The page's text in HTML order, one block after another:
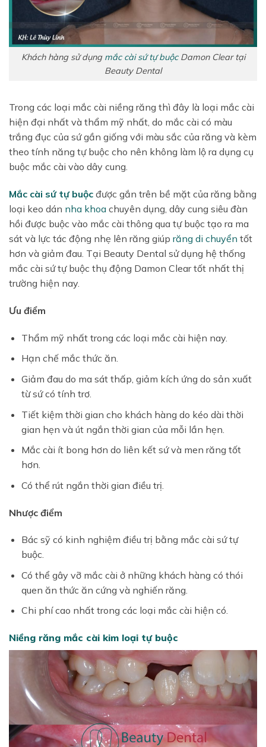
Khách hàng sử dụng mắc cài sứ tự buộcDamon Clear tại
Beauty Dental
Trong các loại mắc cài niềng răng thì đây là loại mắc cài
hiện đại nhất và thẩm mỹ nhất, do mắc cài có màu
trắng đục của sứ gần giống với màu sắc của răng và kèm
theo tính năng tự buộc cho nên không làm lộ ra dụng cụ
buộc mắc cài vào dây cung.
Mắc cài sứ tự buộc được gắn trên bề mặt của răng bằng
loại keo dán nha khoa chuyên dụng, dây cung siêu đàn
hồi được buộc vào mắc cài thông qua tự buộc tạo ra ma
sát và lực tác động nhẹ lên răng giúp răng di chuyển tốt
hơn và giảm đau. Tại Beauty Dental sử dụng hệ thống
mắc cài sứ tự buộc thụ động Damon Clear tốt nhất thị
trường hiện nay.
Ưu điểm
Thẩm mỹ nhất trong các loại mắc cài hiện nay.
Hạn chế mắc thức ăn.
Giảm đau do ma sát thấp, giảm kích ứng do sản xuất
từ sứ có tính trơ.
Tiết kiệm thời gian cho khách hàng do kéo dài thời
gian hẹn và út ngắn thời gian của mỗi lần hẹn.
Mắc cài ít bong hơn do liên kết sứ và men răng tốt
hơn.
Có thể rút ngắn thời gian điều trị.
Nhược điểm
Bác sỹ có kinh nghiệm điều trị bằng mắc cài sứ tự
buộc.
Có thể gây vỡ mắc cài ở những khách hàng có thói
quen ăn thức ăn cứng và nghiến răng.
Chi phí cao nhất trong các loại mắc cài hiện có.
Niềng răng mắc cài kim loại tự buộc